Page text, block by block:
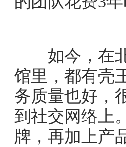
如今，在北
馆里，都有壳
务质量也好，
到社交网络上
牌，再加上产